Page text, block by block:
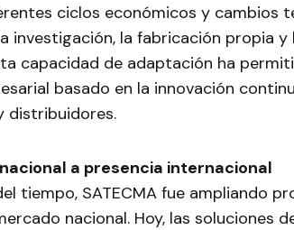
ciclos económicos y cambios
investigación, la fabricación propia
capacidad de adaptación ha
basado en la innovación
distribuidores.
a presencia internacional
tiempo, SATECMA fue ampliando
nacional. Hoy, las soluciones